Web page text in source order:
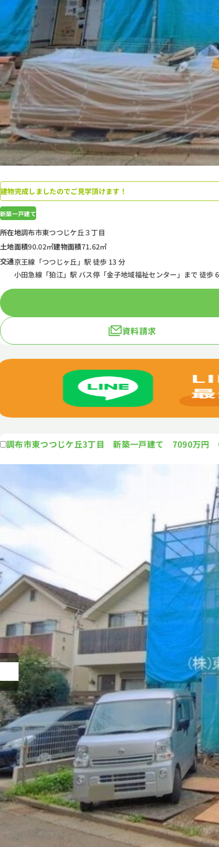
建物完成しましたのでご見学頂けます！
新築一戸建て
所在地調布市東つつじケ丘３丁目
土地面積90.02㎡建物面積71.62㎡
交通京王線「つつじヶ丘」駅 徒歩 13 分
小田急線「狛江」駅 バス停「金子地域福祉センター」まで 徒歩
資料請求
調布市東つつじケ丘3丁目 新築一戸建て 7090万円